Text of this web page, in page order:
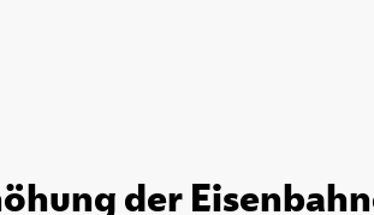
der